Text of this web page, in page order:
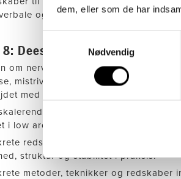
dem, eller som de har
Nødvendig
og verbale strategier,
8: Deeskalering og skånsom
om nervesystem, affektsmitte og
mistrivsel og udadreagerende
med høj affekt.
kommunikation,
i low arousal og
redskaber til relationsarbejde,
struktur og stabilitet i praksis.
metoder, teknikker og